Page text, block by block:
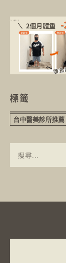
標籤
台中醫美診所推薦